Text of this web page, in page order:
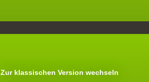
Zur klassischen Version wechseln